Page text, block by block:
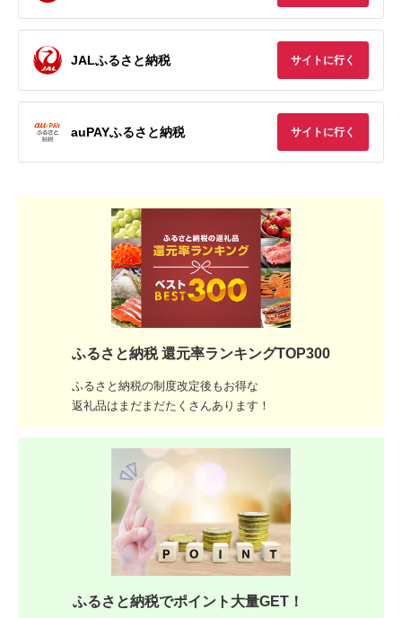
JALふるさと納税 サイトに行く
auPAYふるさと納税 サイトに行く
ふるさと納税 還元率ランキングTOP300
ふるさと納税の制度改定後もお得な
返礼品はまだまだたくさんあります！
ふるさと納税でポイント大量GET！